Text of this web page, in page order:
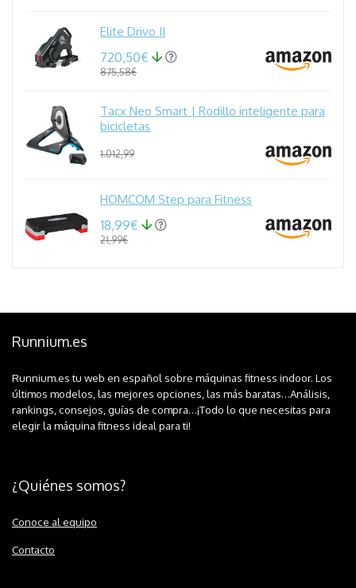
Elite Drivo II
720,50€
875,58€
Tacx Neo Smart | Rodillo inteligente para
bicicletas
1.012,99
HOMCOM Step para Fitness
18,99€
21,99€
Runnium.es
Runnium.es tu web en español sobre máquinas fitness indoor. Los
últimos modelos, las mejores opciones, las más baratas…Análisis,
rankings, consejos, guías de compra…¡Todo lo que necesitas para
elegir la máquina fitness ideal para ti!
¿Quiénes somos?
Conoce al equipo
Contacto